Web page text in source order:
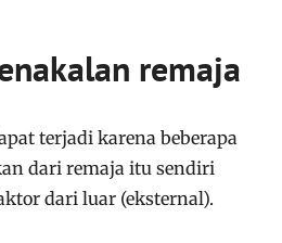
remaja
terjadi karena beberapa
dari remaja itu sendiri
dari luar (eksternal).